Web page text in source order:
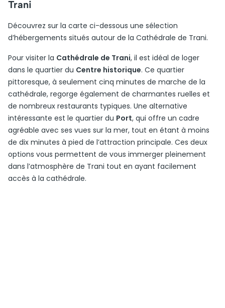
Trani
Découvrez sur la carte ci-dessous une sélection
d’hébergements situés autour de la Cathédrale de Trani.
Pour visiter la Cathédrale de Trani, il est idéal de loger
dans le quartier du Centre historique. Ce quartier
pittoresque, à seulement cinq minutes de marche de la
cathédrale, regorge également de charmantes ruelles et
de nombreux restaurants typiques. Une alternative
intéressante est le quartier du Port, qui offre un cadre
agréable avec ses vues sur la mer, tout en étant à moins
de dix minutes à pied de l’attraction principale. Ces deux
options vous permettent de vous immerger pleinement
dans l’atmosphère de Trani tout en ayant facilement
accès à la cathédrale.